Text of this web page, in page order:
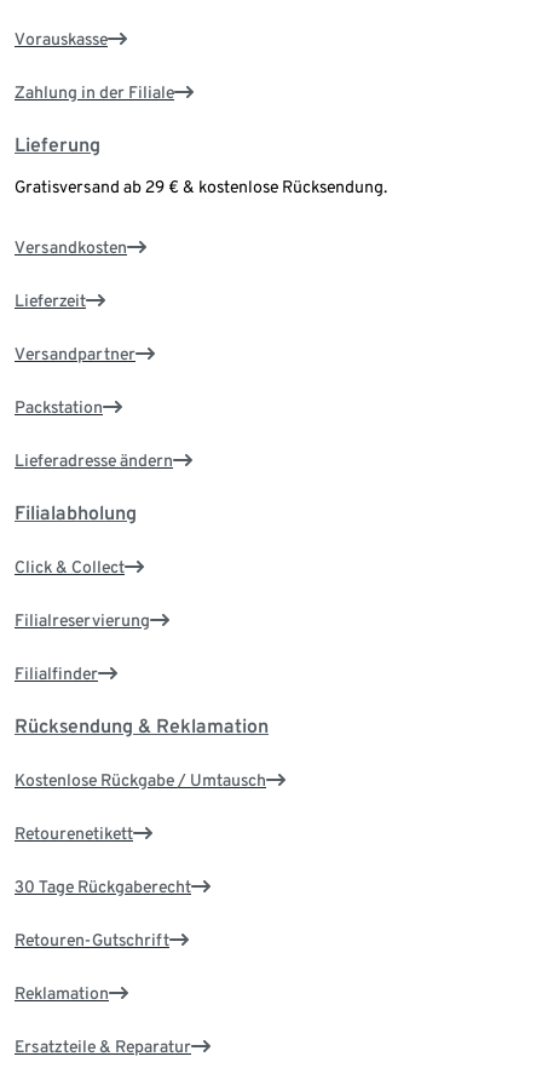
Vorauskasse
Zahlung in der Filiale
Lieferung
Gratisversand ab 29 € & kostenlose Rücksendung.
Versandkosten
Lieferzeit
Versandpartner
Packstation
Lieferadresse ändern
Filialabholung
Click & Collect
Filialreservierung
Filialfinder
Rücksendung & Reklamation
Kostenlose Rückgabe / Umtausch
Retourenetikett
30 Tage Rückgaberecht
Retouren-Gutschrift
Reklamation
Ersatzteile & Reparatur